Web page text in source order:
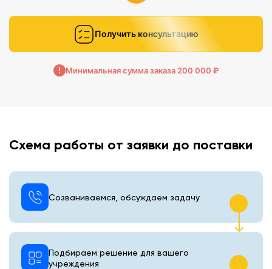
Получить консультацию
Минимальная сумма заказа 200 000 ₽
Схема работы от заявки до поставки
Созваниваемся, обсуждаем задачу
Подбираем решение для вашего
учреждения